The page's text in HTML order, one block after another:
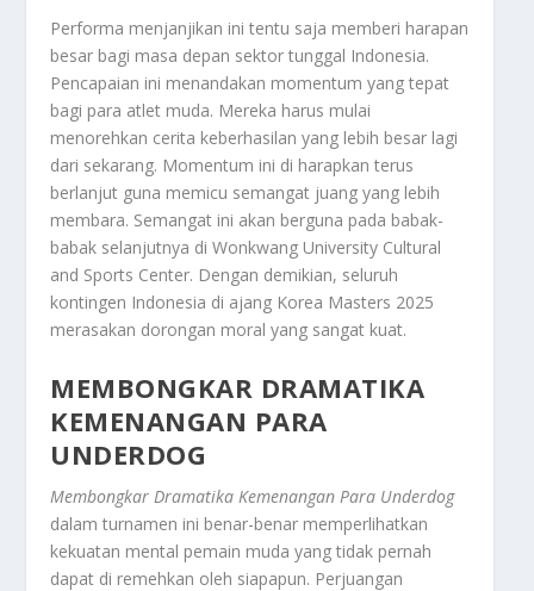
Performa menjanjikan ini tentu saja memberi harapan
besar bagi masa depan sektor tunggal Indonesia.
Pencapaian ini menandakan momentum yang tepat
bagi para atlet muda. Mereka harus mulai
menorehkan cerita keberhasilan yang lebih besar lagi
dari sekarang. Momentum ini di harapkan terus
berlanjut guna memicu semangat juang yang lebih
membara. Semangat ini akan berguna pada babak-
babak selanjutnya di Wonkwang University Cultural
and Sports Center. Dengan demikian, seluruh
kontingen Indonesia di ajang Korea Masters 2025
merasakan dorongan moral yang sangat kuat.
MEMBONGKAR DRAMATIKA
KEMENANGAN PARA
UNDERDOG
Membongkar Dramatika Kemenangan Para Underdog
dalam turnamen ini benar-benar memperlihatkan
kekuatan mental pemain muda yang tidak pernah
dapat di remehkan oleh siapapun. Perjuangan